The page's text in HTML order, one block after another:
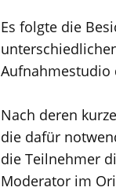
Es folgte die
Aufnahmestudio
Nach deren
die dafür
die Teilnehmer
Moderator im